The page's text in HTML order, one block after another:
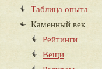
Таблица опыта
Каменный век
Рейтинги
Вещи